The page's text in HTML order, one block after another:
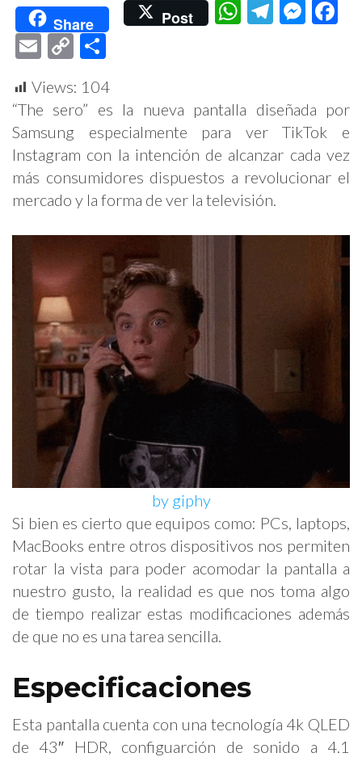
Share Post WhatsApp
EmailCopy
Views: 104
“The sero” es la nueva pantalla diseñada por
Samsung especialmente para ver TikTok e
Instagram con la intención de alcanzar cada vez
más consumidores dispuestos a revolucionar el
mercado y la forma de ver la televisión.
by giphy
Si bien es cierto que equipos como: PCs, laptops,
MacBooks entre otros dispositivos nos permiten
rotar la vista para poder acomodar la pantalla a
nuestro gusto, la realidad es que nos toma algo
de tiempo realizar estas modificaciones además
de que no es una tarea sencilla.
Especificaciones
Esta pantalla cuenta con una tecnología 4k QLED
de 43″ HDR, configuarción de sonido a 4.1